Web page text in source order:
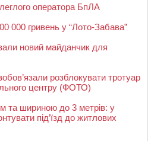
оператора БпЛА
000 гривень у “Лото-Забава”
новий майданчик для
розблокувати тротуар
центру (ФОТО)
та шириною до 3 метрів: у
під’їзд до житлових